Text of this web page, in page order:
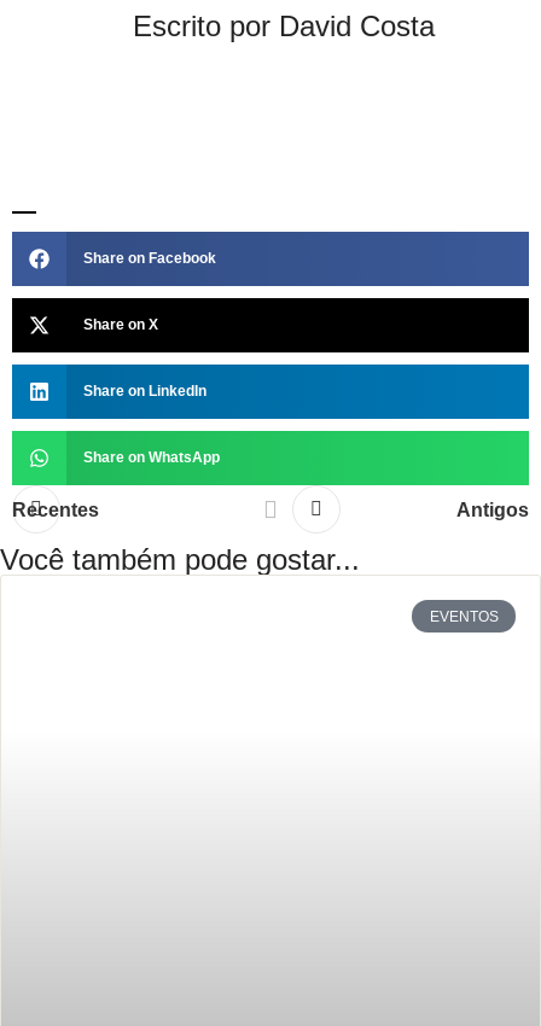
Escrito por David Costa
Share on Facebook
Share on X
Share on LinkedIn
Share on WhatsApp
Recentes Antigos
Você também pode gostar...
EVENTOS